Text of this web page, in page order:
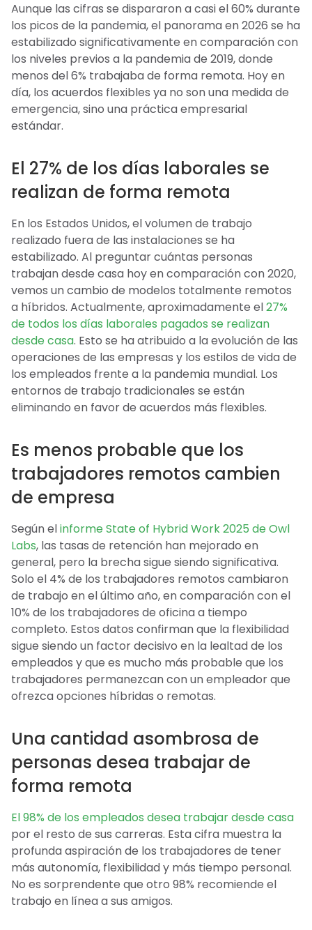
Aunque las cifras se dispararon a casi el 60% durante
los picos de la pandemia, el panorama en 2026 se ha
estabilizado significativamente en comparación con
los niveles previos a la pandemia de 2019, donde
menos del 6% trabajaba de forma remota. Hoy en
día, los acuerdos flexibles ya no son una medida de
emergencia, sino una práctica empresarial
estándar.
El 27% de los días laborales se
realizan de forma remota
En los Estados Unidos, el volumen de trabajo
realizado fuera de las instalaciones se ha
estabilizado. Al preguntar cuántas personas
trabajan desde casa hoy en comparación con 2020,
vemos un cambio de modelos totalmente remotos
a híbridos. Actualmente, aproximadamente el27%
de todos los días laborales pagados se realizan
desde casa. Esto se ha atribuido a la evolución de las
operaciones de las empresas y los estilos de vida de
los empleados frente a la pandemia mundial. Los
entornos de trabajo tradicionales se están
eliminando en favor de acuerdos más flexibles.
Es menos probable que los
trabajadores remotos cambien
de empresa
Según elinforme State of Hybrid Work 2025 de Owl
Labs, las tasas de retención han mejorado en
general, pero la brecha sigue siendo significativa.
Solo el 4% de los trabajadores remotos cambiaron
de trabajo en el último año, en comparación con el
10% de los trabajadores de oficina a tiempo
completo. Estos datos confirman que la flexibilidad
sigue siendo un factor decisivo en la lealtad de los
empleados y que es mucho más probable que los
trabajadores permanezcan con un empleador que
ofrezca opciones híbridas o remotas.
Una cantidad asombrosa de
personas desea trabajar de
forma remota
El 98% de los empleados desea trabajar desde casa
por el resto de sus carreras. Esta cifra muestra la
profunda aspiración de los trabajadores de tener
más autonomía, flexibilidad y más tiempo personal.
No es sorprendente que otro 98% recomiende el
trabajo en línea a sus amigos.